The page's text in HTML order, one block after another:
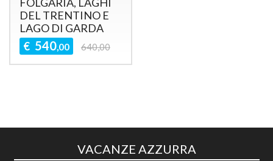
FOLGARIA, LAGHI
DEL TRENTINO E
LAGO DI GARDA
€ 540,00 640,00
VACANZE AZZURRA